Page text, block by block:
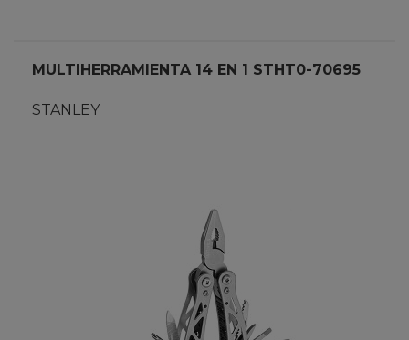
MULTIHERRAMIENTA 14 EN 1 STHT0-70695
STANLEY